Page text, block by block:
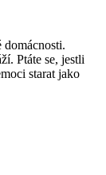
domácnosti.
Ptáte se, jestli
starat jako